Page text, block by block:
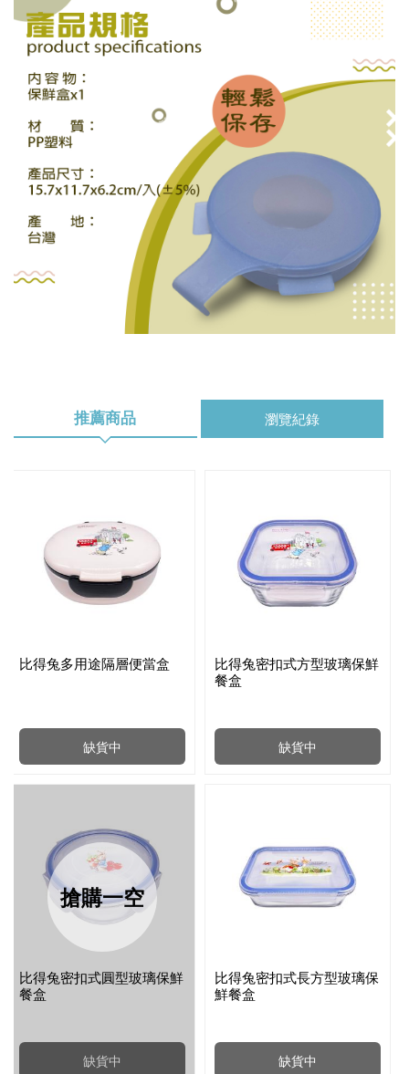
推薦商品 瀏覽紀錄
缺貨中
比得兔多用途隔層便當盒
缺貨中
比得兔密扣式方型玻璃保鮮
餐盒
搶購一空
缺貨中
比得兔密扣式圓型玻璃保鮮
餐盒
缺貨中
比得兔密扣式長方型玻璃保
鮮餐盒